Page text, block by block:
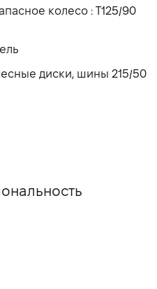
колесо : T125/90
диски, шины 215/50